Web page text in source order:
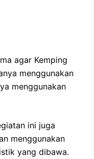
agar Kemping
menggunakan
menggunakan
ini juga
menggunakan
yang dibawa.